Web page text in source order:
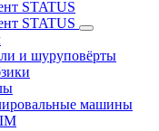
STATUS
STATUS
и шуруповёрты
машины